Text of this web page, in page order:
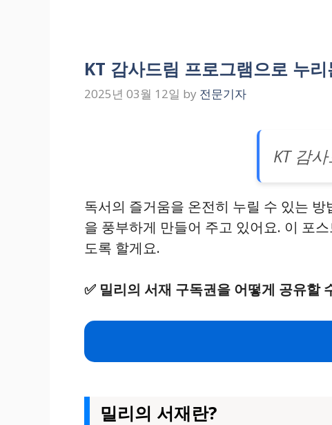
KT 감사드림 프로그램으로 누
2025년 03월 12일 by 전문기자
KT 감
독서의 즐거움을 온전히 누릴 수 있는
을 풍부하게 만들어 주고 있어요. 이 포
도록 할게요.
✅ 밀리의 서재 구독권을 어떻게 공유할
밀리의 서재란?